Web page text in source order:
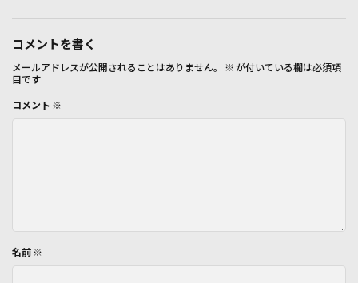
コメントを書く
メールアドレスが公開されることはありません。 ※ が付いている欄は必須項
目です
コメント ※
名前 ※